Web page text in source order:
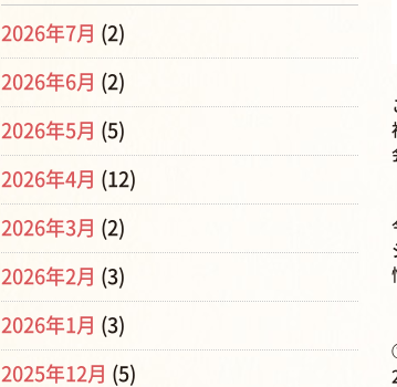
2026年7月 (2)
2026年6月 (2)
2026年5月 (5)
2026年4月 (12)
2026年3月 (2)
2026年2月 (3)
2026年1月 (3)
2025年12月 (5)